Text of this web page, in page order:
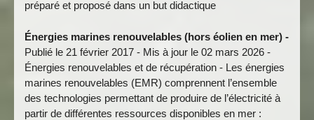
préparé et proposé dans un but didactique
Énergies marines renouvelables (hors éolien en mer) -
Publié le 21 février 2017 - Mis à jour le 02 mars 2026 -
Énergies renouvelables et de récupération - Les énergies
marines renouvelables (EMR) comprennent l’ensemble
des technologies permettant de produire de l’électricité à
partir de différentes ressources disponibles en mer :